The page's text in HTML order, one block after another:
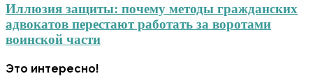
Иллюзия защиты: почему методы гражданских
адвокатов перестают работать за воротами
воинской части
Это интересно!